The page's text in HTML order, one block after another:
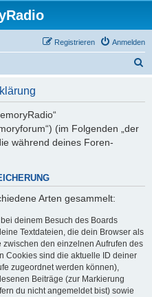
Anmelden
Registrieren
(im Folgenden „der
während deines Foren-
Arten gesammelt:
deinem Besuch des Boards
Textdateien, die dein Browser als
den einzelnen Aufrufen des
Cookies sind die aktuelle ID deiner
zugeordnet werden können),
Beiträge (zur Markierung
du nicht angemeldet bist) sowie